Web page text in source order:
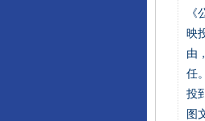
映
由
任
投
图